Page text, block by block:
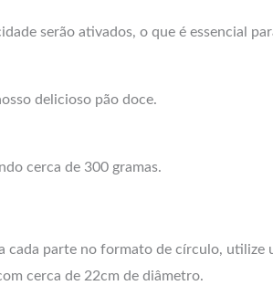
serão ativados, o que é essencial
delicioso pão doce.
cerca de 300 gramas.
cada parte no formato de círculo, utilize
cerca de 22cm de diâmetro.